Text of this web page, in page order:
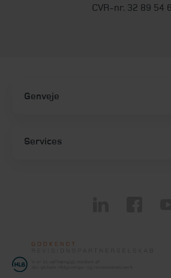
CVR-nr. 32 89 54
Genveje
Services